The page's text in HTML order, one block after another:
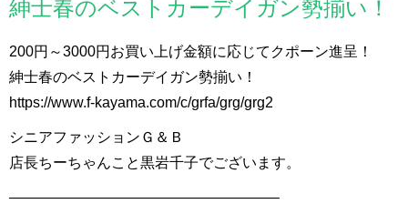
紳士春のベストカーデイガン勢揃い！
200円～3000円お買い上げ金額に応じてクポーン進呈！
紳士春のベストカーデイガン勢揃い！
https://www.f-kayama.com/c/grfa/grg/grg2
シニアファッションＧ＆Ｂ
店長ちーちゃんこと黒岩千子でございます。
——————————————————–